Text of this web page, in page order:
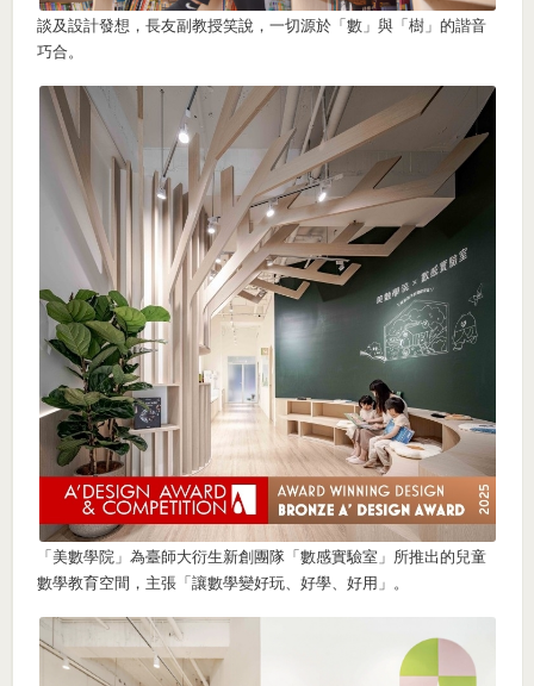
談及設計發想，長友副教授笑說，一切源於「數」與「樹」的諧音
巧合。
「美數學院」為臺師大衍生新創團隊「數感實驗室」所推出的兒童
數學教育空間，主張「讓數學變好玩、好學、好用」。